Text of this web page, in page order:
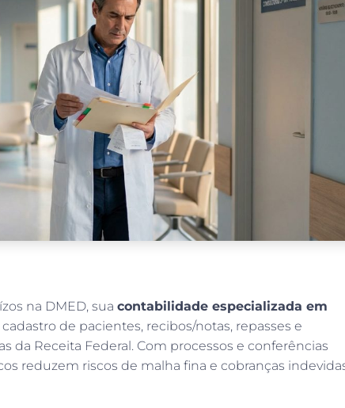
na DMED, sua contabilidade especializada em
de pacientes, recibos/notas, repasses e
da Receita Federal. Com processos e conferências
reduzem riscos de malha fina e cobranças